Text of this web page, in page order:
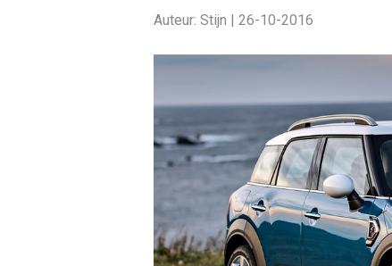
Auteur: Stijn | 26-10-2016